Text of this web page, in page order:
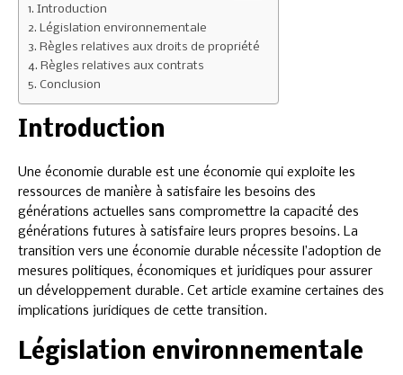
Introduction
Législation environnementale
Règles relatives aux droits de propriété
Règles relatives aux contrats
Conclusion
Introduction
Une économie durable est une économie qui exploite les
ressources de manière à satisfaire les besoins des
générations actuelles sans compromettre la capacité des
générations futures à satisfaire leurs propres besoins. La
transition vers une économie durable nécessite l’adoption de
mesures politiques, économiques et juridiques pour assurer
un développement durable. Cet article examine certaines des
implications juridiques de cette transition.
Législation environnementale